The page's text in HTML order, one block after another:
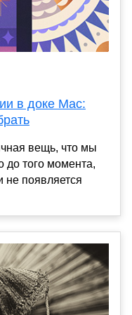
в доке Mac:
вещь, что мы
до того момента,
не появляется